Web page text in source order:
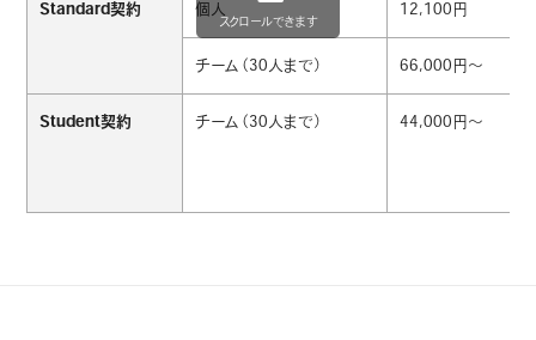
Standard契約 個人 12,100円
チーム（30人まで） 66,000円～
Student契約 チーム（30人まで） 44,000円～
スクロールできます